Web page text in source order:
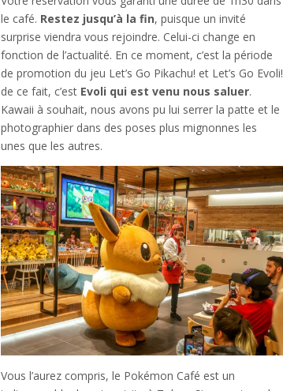
le café. Restez jusqu’à la fin, puisque un invité
surprise viendra vous rejoindre. Celui-ci change en
fonction de l’actualité. En ce moment, c’est la période
de promotion du jeu Let’s Go Pikachu! et Let’s Go Evoli!
de ce fait, c’est Evoli qui est venu nous saluer.
Kawaii à souhait, nous avons pu lui serrer la patte et le
photographier dans des poses plus mignonnes les
unes que les autres.
Vous l’aurez compris, le Pokémon Café est un